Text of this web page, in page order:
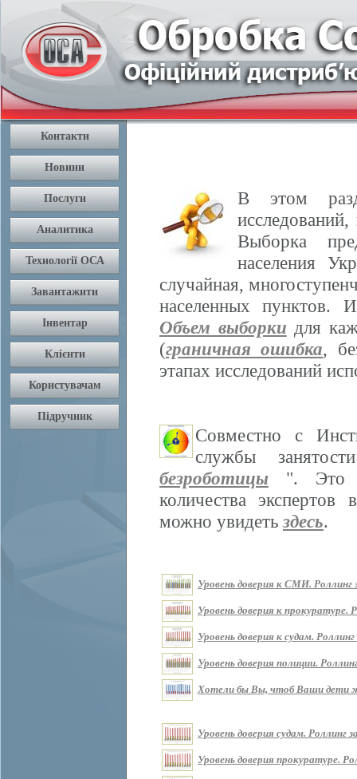
В этом
Выборка
населения
случайная,
населенных пунктов.
Объем выборки для
(граничная ошибка,
этапах исследований
Совместно с
службы
безроботицы ". Это
количества
можно увидетьздесь.
Уровень доверия к СМИ. Роллинг
Уровень доверия к прокуратуре.
Уровень доверия к судам.
Уровень доверия полиции.
Хотели бы Вы, чтоб Ваши дети
Уровень доверия судам. Роллинг
Уровень доверия прокуратуре.